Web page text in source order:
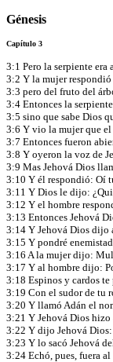
Génesis
Capítulo 3
3:1 Pero la serpiente
3:2 Y la mujer
3:3 pero del fruto del
3:4 Entonces la
3:5 sino que sabe Dios
3:6 Y vio la mujer que el
3:7 Entonces fueron
3:8 Y oyeron la voz de
3:9 Mas Jehová Dios
3:10 Y él respondió: Oí
3:11 Y Dios le dijo:
3:12 Y el hombre
3:13 Entonces Jehová
3:14 Y Jehová Dios dijo
3:15 Y pondré
3:16 A la mujer dijo:
3:17 Y al hombre dijo:
3:18 Espinos y cardos
3:19 Con el sudor de tu
3:20 Y llamó Adán el
3:21 Y Jehová Dios
3:22 Y dijo Jehová Dios:
3:23 Y lo sacó Jehová
3:24 Echó, pues, fuera